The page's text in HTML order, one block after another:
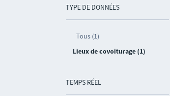
TYPE DE DONNÉES
Tous (1)
Lieux de covoiturage (1)
TEMPS RÉEL